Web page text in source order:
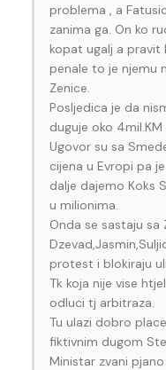
problema , a
zanima ga. On ko
kopat ugalj a pravit
penale to je njemu
Zenice.
Posljedica je da
duguje oko
Ugovor su sa
cijena u Evropi pa
dalje dajemo Koks
u milionima.
Onda se sastaju sa
protest i blokiraju
Tk koja nije vise
odluci tj arbitraza.
Tu ulazi dobro
fiktivnim dugom
Ministar zvani